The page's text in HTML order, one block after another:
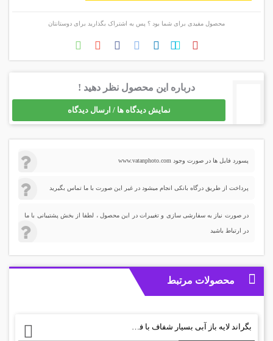
محصول مفیدی برای شما بود ؟ پس به اشتراک بگذارید برای دوستانتان
درباره این محصول نظر دهید !
نمایش دیدگاه ها / ارسال دیدگاه
پسورد فایل ها در صورت وجود www.vatanphoto.com
پرداخت از طریق درگاه بانکی انجام میشود در غیر این صورت با ما تماس بگیرید
در صورت نیاز به سفارشی سازی و تغییرات در این محصول ، لطفا از بخش پشتیبانی با ما
در ارتباط باشید
محصولات مرتبط